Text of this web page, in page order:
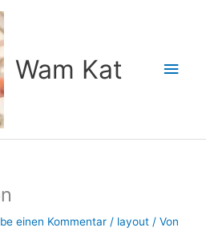
Wam Kat
einen Kommentar / layout / Von